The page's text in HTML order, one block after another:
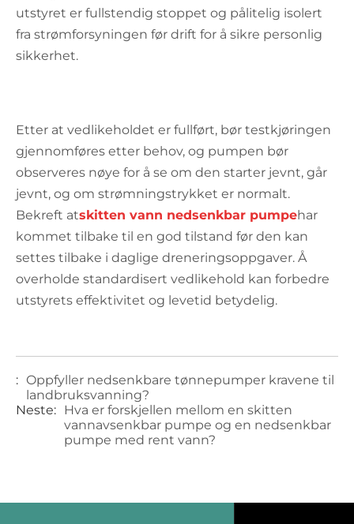
utstyret er fullstendig stoppet og pålitelig isolert
fra strømforsyningen før drift for å sikre personlig
sikkerhet.
Etter at vedlikeholdet er fullført, bør testkjøringen
gjennomføres etter behov, og pumpen bør
observeres nøye for å se om den starter jevnt, går
jevnt, og om strømningstrykket er normalt.
Bekreft atskitten vann nedsenkbar pumpehar
kommet tilbake til en god tilstand før den kan
settes tilbake i daglige dreneringsoppgaver. Å
overholde standardisert vedlikehold kan forbedre
utstyrets effektivitet og levetid betydelig.
: Oppfyller nedsenkbare tønnepumper kravene til
landbruksvanning?
Neste: Hva er forskjellen mellom en skitten
vannavsenkbar pumpe og en nedsenkbar
pumpe med rent vann?